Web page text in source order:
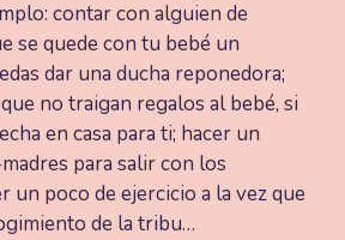
contar con alguien de
se quede con tu bebé un
dar una ducha reponedora;
no traigan regalos al bebé, si
en casa para ti; hacer un
para salir con los
un poco de ejercicio a la vez que
de la tribu…